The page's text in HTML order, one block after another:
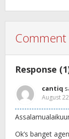
Comment
Response
cantiq
August
Ok’s banget